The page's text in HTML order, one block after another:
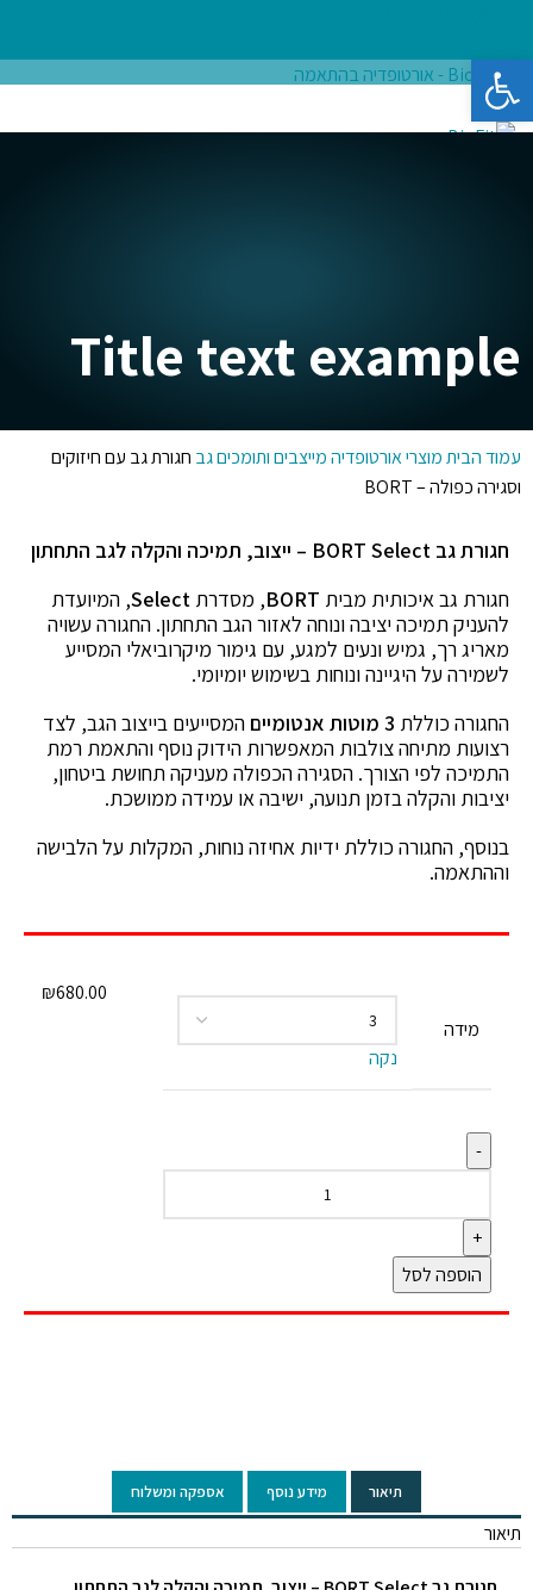
Title text example
עמוד הביתמוצרי אורטופדיהמייצבים ותומכיםגב חגורת גב עם חיזוקים
וסגירה כפולה – BORT
חגורת גב BORT Select – ייצוב, תמיכה והקלה לגב התחתון
חגורת גב איכותית מבית BORT, מסדרת Select, המיועדת
להעניק תמיכה יציבה ונוחה לאזור הגב התחתון. החגורה עשויה
מאריג רך, גמיש ונעים למגע, עם גימור מיקרוביאלי המסייע
לשמירה על היגיינה ונוחות בשימוש יומיומי.
החגורה כוללת 3 מוטות אנטומיים
המסייעים בייצוב הגב, לצד
רצועות מתיחה צולבות המאפשרות הידוק נוסף והתאמת רמת
התמיכה לפי הצורך. הסגירה הכפולה מעניקה תחושת ביטחון,
יציבות והקלה בזמן תנועה, ישיבה או עמידה ממושכת.
בנוסף, החגורה כוללת ידיות אחיזה נוחות, המקלות על הלבישה
וההתאמה.
מידה
נקה
הוספה לסל
₪680.00
תיאור מידע נוסף אספקה ומשלוח
תיאור
פתח סרגל נגישות